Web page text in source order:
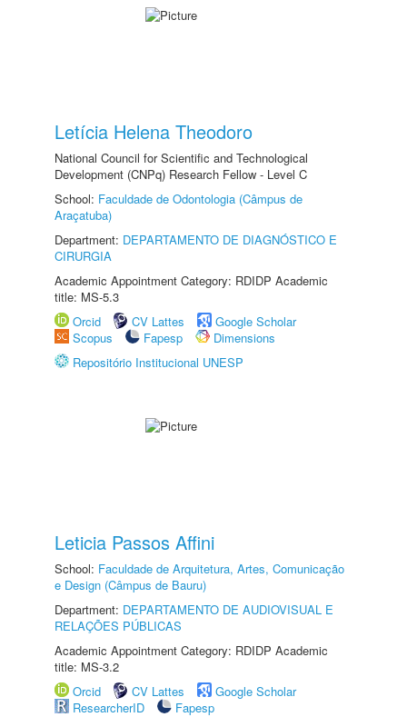
Letícia Helena Theodoro
National Council for Scientific and Technological
Development (CNPq) Research Fellow - Level C
School: Faculdade de Odontologia (Câmpus de
Araçatuba)
Department: DEPARTAMENTO DE DIAGNÓSTICO E
CIRURGIA
Academic Appointment Category: RDIDP Academic
title: MS-5.3
Orcid
CV Lattes
Google Scholar
Scopus
Fapesp
Dimensions
Repositório Institucional UNESP
Leticia Passos Affini
School: Faculdade de Arquitetura, Artes, Comunicação
e Design (Câmpus de Bauru)
Department: DEPARTAMENTO DE AUDIOVISUAL E
RELAÇÕES PÚBLICAS
Academic Appointment Category: RDIDP Academic
title: MS-3.2
Orcid
CV Lattes
Google Scholar
ResearcherID
Fapesp